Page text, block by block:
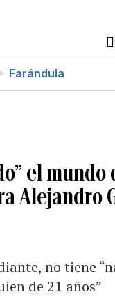
Farándula
el mundo
Alejandro
no tiene
de 21 años”